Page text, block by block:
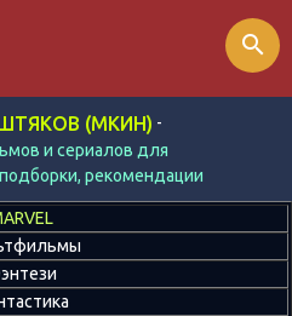
(МКИН) -
и сериалов для
рекомендации
search